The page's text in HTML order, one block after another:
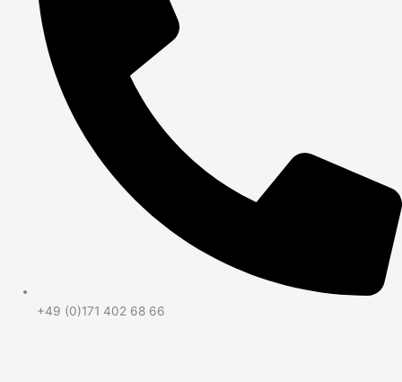
+49 (0)171 402 68 66